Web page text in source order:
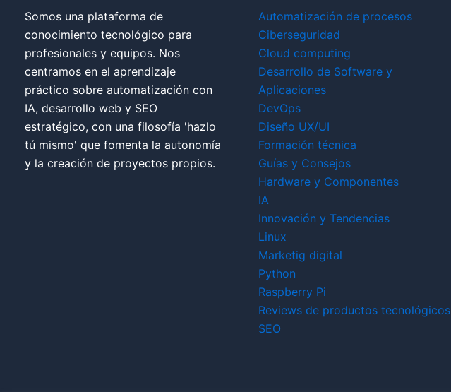
Somos una plataforma de
conocimiento tecnológico para
profesionales y equipos. Nos
centramos en el aprendizaje
práctico sobre automatización con
IA, desarrollo web y SEO
estratégico, con una filosofía 'hazlo
tú mismo' que fomenta la autonomía
y la creación de proyectos propios.
Automatización de procesos
Ciberseguridad
Cloud computing
Desarrollo de Software y
Aplicaciones
DevOps
Diseño UX/UI
Formación técnica
Guías y Consejos
Hardware y Componentes
IA
Innovación y Tendencias
Linux
Marketig digital
Python
Raspberry Pi
Reviews de productos tecnológicos
SEO